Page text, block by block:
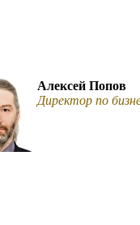
Алексей Попов
Директор по